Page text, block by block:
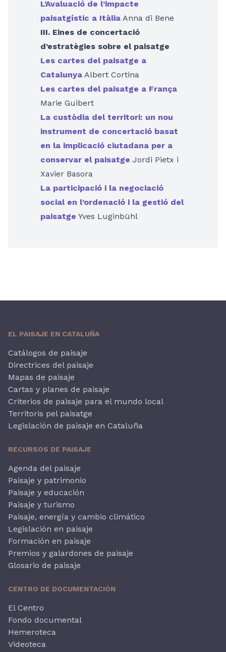
L’Avaluació de l’impacte
paisatgístic a Itàlia Anna di Bene
III. Eines de concertació
d’estratègies sobre el paisatge
Les cartes del paisatge a
Catalunya Albert Cortina
Les cartes del paisatge a França
Marie Guibert
La custòdia del territori: un nou
instrument de concertació basat
en la implicació ciutadana per a
conservar el paisatge Jordi Pietx i
Xavier Basora
La participació i la negociació
social en l’ordenació i la gestió del
paisatge Yves Luginbühl
EL PAISAJE EN CATALUÑA
Catálogos de paisaje
Directrices del paisaje
Mapas de paisaje
Cartas y planes de paisaje
Criterios de paisaje para el mundo local
Territoris pel paisatge
Legislación de paisaje en Cataluña
RECURSOS DE PAISAJE
Agenda del paisaje
Paisaje y patrimonio
Paisaje y educación
Paisaje y turismo
Paisaje, energía y cambio climático
Legislación en paisaje
Formación en paisaje
Premios y galardones de paisaje
Glosario de paisaje
CENTRO DE DOCUMENTACIÓN
El Centro
Fondo documental
Hemeroteca
Videoteca